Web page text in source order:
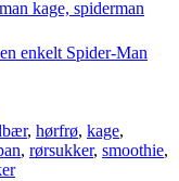
enkelt Spider-Man
, hørfrø, kage,
, rørsukker, smoothie,